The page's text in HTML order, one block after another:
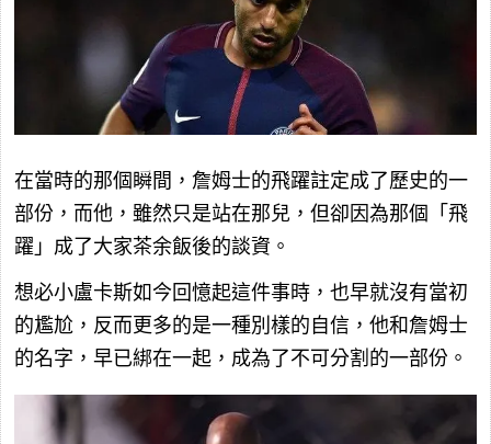
在當時的那個瞬間，詹姆士的飛躍註定成了歷史的一
部份，而他，雖然只是站在那兒，但卻因為那個「飛
躍」成了大家茶余飯後的談資。
想必小盧卡斯如今回憶起這件事時，也早就沒有當初
的尷尬，反而更多的是一種別樣的自信，他和詹姆士
的名字，早已綁在一起，成為了不可分割的一部份。